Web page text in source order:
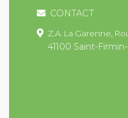
CONTACT
Z.A. La Garenne,
41100 Saint-